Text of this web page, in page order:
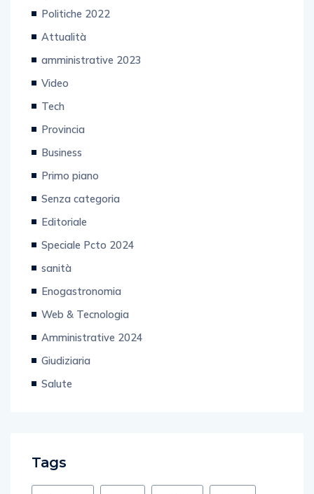
Politiche 2022
Attualità
amministrative 2023
Video
Tech
Provincia
Business
Primo piano
Senza categoria
Editoriale
Speciale Pcto 2024
sanità
Enogastronomia
Web & Tecnologia
Amministrative 2024
Giudiziaria
Salute
Tags